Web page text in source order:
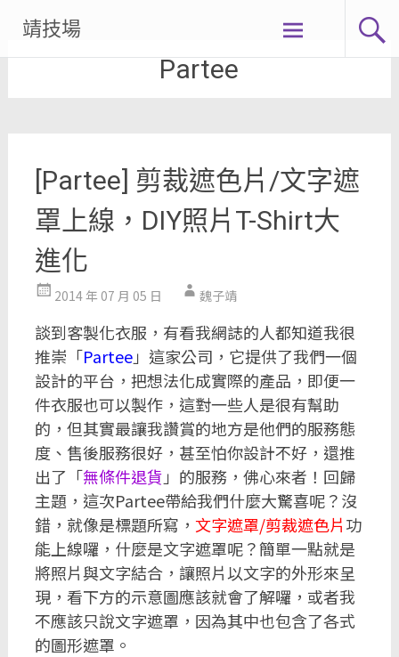
content
靖技場
Partee
[Partee] 剪裁遮色片/文字遮
罩上線，DIY照片T-Shirt大
進化
2014 年 07 月 05 日 魏子靖
談到客製化衣服，有看我網誌的人都知道我很
推崇「Partee」這家公司，它提供了我們一個
設計的平台，把想法化成實際的產品，即便一
件衣服也可以製作，這對一些人是很有幫助
的，但其實最讓我讚賞的地方是他們的服務態
度、售後服務很好，甚至怕你設計不好，還推
出了「無條件退貨 」的服務，佛心來者！回歸
主題，這次Partee帶給我們什麼大驚喜呢？沒
錯，就像是標題所寫， 文字遮罩/剪裁遮色片功
能上線囉，什麼是文字遮罩呢？簡單一點就是
將照片與文字結合，讓照片以文字的外形來呈
現，看下方的示意圖應該就會了解囉，或者我
不應該只說文字遮罩，因為其中也包含了各式
的圖形遮罩。